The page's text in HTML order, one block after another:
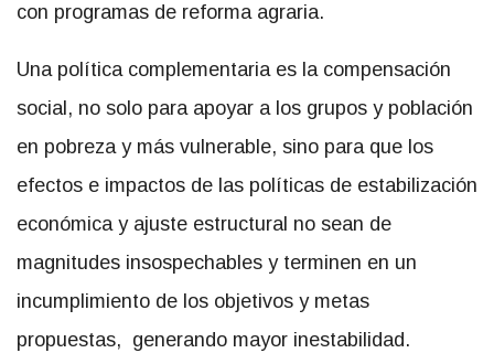
con programas de reforma agraria.
Una política complementaria es la compensación
social, no solo para apoyar a los grupos y población
en pobreza y más vulnerable, sino para que los
efectos e impactos de las políticas de estabilización
económica y ajuste estructural no sean de
magnitudes insospechables y terminen en un
incumplimiento de los objetivos y metas
propuestas, generando mayor inestabilidad.